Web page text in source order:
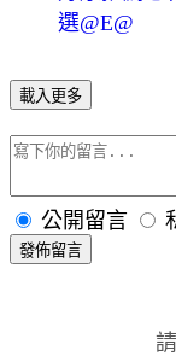
選@E@
載入更多
公開留言
發佈留言